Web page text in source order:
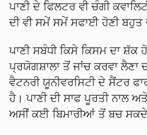
ਪਾਣੀ ਦੇ ਫਿਲਟਰ ਵੀ ਚੰਗੀ
ਦੀ ਵੀ ਸਮੇਂ ਸਮੇਂ ਸਫਾਈ ਹੋਣੀ ਬਹੁਤ
ਪਾਣੀ ਸਬੰਧੀ ਕਿਸੇ ਕਿਸਮ ਦਾ
ਪ੍ਰਯੋਗਸ਼ਾਲਾ ਤੋਂ ਜਾਂਚ ਕਰਵਾ ਲੈਣਾ
ਵੈਟਨਰੀ ਯੂਨੀਵਰਸਿਟੀ ਦੇ ਸੈਂਟਰ
ਹੈ। ਪਾਣੀ ਦੀ ਸਾਫ ਪੂਰਤੀ ਨਾਲ
ਅਸੀਂ ਕਈ ਬਿਮਾਰੀਆਂ ਤੋਂ ਬਚ ਸਕਦੇ